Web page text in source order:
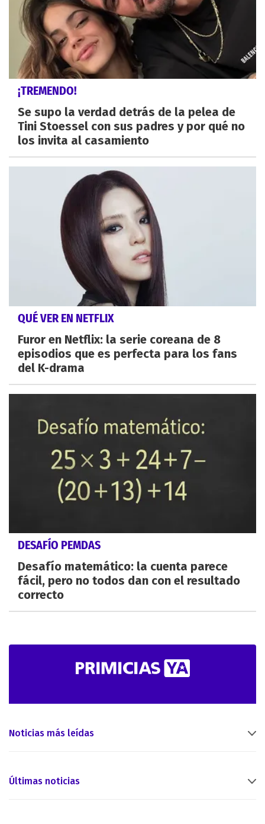
¡TREMENDO!
Se supo la verdad detrás de la pelea de
Tini Stoessel con sus padres y por qué no
los invita al casamiento
QUÉ VER EN NETFLIX
Furor en Netflix: la serie coreana de 8
episodios que es perfecta para los fans
del K-drama
DESAFÍO PEMDAS
Desafío matemático: la cuenta parece
fácil, pero no todos dan con el resultado
correcto
Noticias más leídas
Últimas noticias